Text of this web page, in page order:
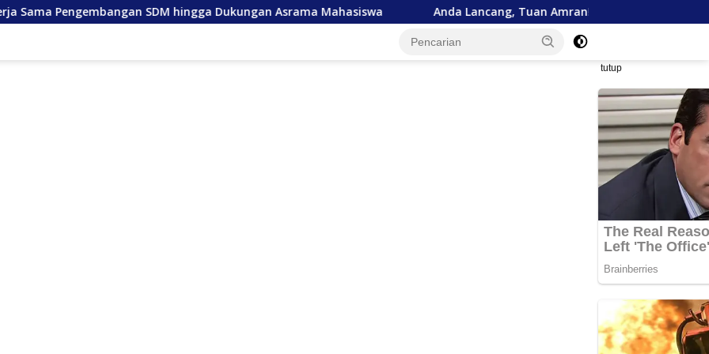
SDM hingga Dukungan Asrama Mahasiswa Anda Lancang, Tuan Amran! Bank Aceh Tegaskan
tutup